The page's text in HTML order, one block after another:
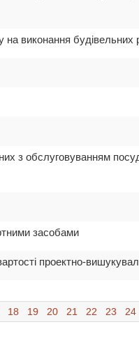
виконання будівельних
з обслуговуванням
засобами
проектно-
18 19 20 21 22 23 24